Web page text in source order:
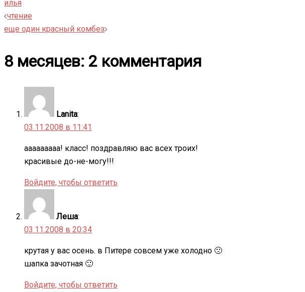
илья
Навигация
чтение
еще один красный комбез
8 месяцев: 2 комментария
Lanita:
03.11.2008 в 11:41
ааааааааа! класс! поздравляю вас всех троих!
красивые до-не-могу!!!
Войдите, чтобы ответить
Леша:
03.11.2008 в 20:34
крутая у вас осень. в Питере совсем уже холодно 🙁
шапка зачотная 🙂
Войдите, чтобы ответить